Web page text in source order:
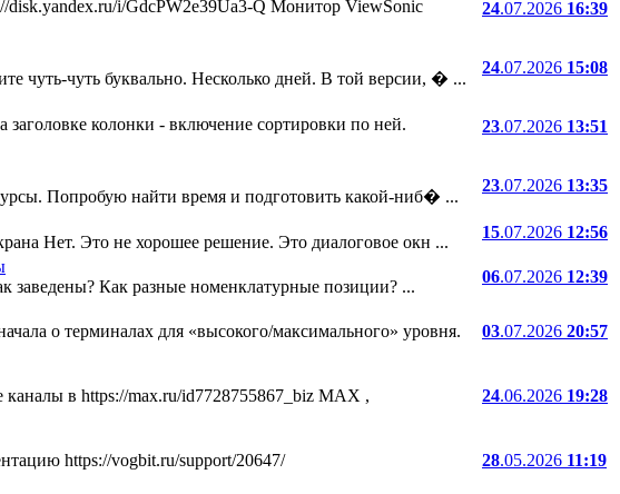
i/GdcPW2e39Ua3-Q Монитор ViewSonic
24.07.2026 16:39
чуть-чуть буквально. Несколько дней. В той версии, � ...
24.07.2026 15:08
колонки - включение сортировки по ней.
23.07.2026 13:51
Попробую найти время и подготовить какой-ниб� ...
23.07.2026 13:35
Нет. Это не хорошее решение. Это диалоговое окн ...
15.07.2026 12:56
заведены? Как разные номенклатурные позиции? ...
06.07.2026 12:39
о терминалах для «высокого/максимального» уровня.
03.07.2026 20:57
в https://max.ru/id7728755867_biz MAX ,
24.06.2026 19:28
https://vogbit.ru/support/20647/
28.05.2026 11:19